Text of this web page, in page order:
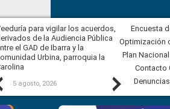
Previous
para vigilar los acuerdos,
de la Audiencia Pública
el GAD de Ibarra y la
Urbina, parroquia la
5 agosto, 2026
CPCCS
5
Next
Encuesta
Optimización
Plan
Contacto